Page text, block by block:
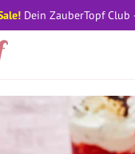
Dein ZauberTopf Club